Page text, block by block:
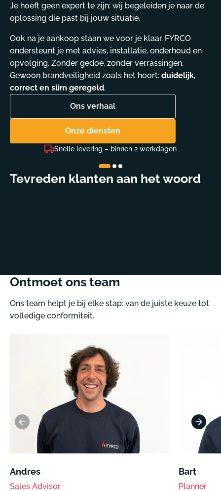
Je hoeft geen expert te zijn: wij begeleiden je naar de
oplossing die past bij jouw situatie.
Ook na je aankoop staan we voor je klaar. FYRCO
ondersteunt je met advies, installatie, onderhoud en
opvolging. Zonder gedoe, zonder verrassingen.
Gewoon brandveiligheid zoals het hoort: duidelijk,
correct en slim geregeld.
Ons verhaal
Onze diensten
Snelle levering – binnen 2 werkdagen
Tevreden klanten aan het woord
Ontmoet ons team
Ons team helpt je bij elke stap: van de juiste keuze tot
volledige conformiteit.
Andres
Sales Advisor
Bart
Planner